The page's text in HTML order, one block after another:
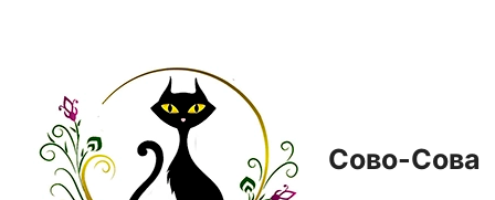
Сово-Сова